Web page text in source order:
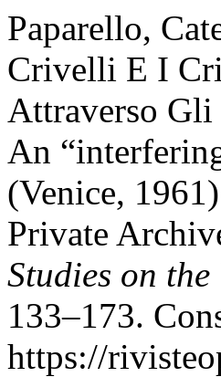
Paparello,
Crivelli E I
Attraverso
An
(Venice,
Private
Studies on
133–173.
https://